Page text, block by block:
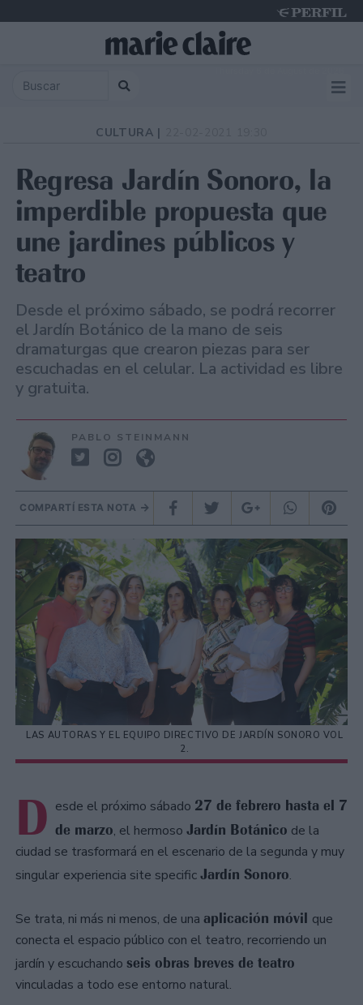
CULTURA |
Regresa Jardín Sonoro, la
imperdible propuesta que
une jardines públicos y
teatro
Desde el próximo sábado, se podrá recorrer
el Jardín Botánico de la mano de seis
dramaturgas que crearon piezas para ser
escuchadas en el celular. La actividad es libre
y gratuita.
PABLO STEINMANN
COMPARTÍ ESTA NOTA
LAS AUTORAS Y EL EQUIPO DIRECTIVO DE JARDÍN SONORO VOL
2.
D esde el próximo sábado 27 de febrero hasta el 7
de marzo, el hermoso Jardín Botánico de la
ciudad se trasformará en el escenario de la segunda y muy
singular experiencia site specificJardín Sonoro.
Se trata, ni más ni menos, de una aplicación móvil que
conecta el espacio público con el teatro, recorriendo un
jardín y escuchando seis obras breves de teatro
vinculadas a todo ese entorno natural.